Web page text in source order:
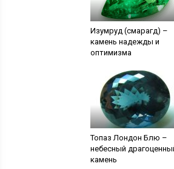
Изумруд (смарагд) –
камень надежды и
оптимизма
Топаз Лондон Блю –
небесный
камень